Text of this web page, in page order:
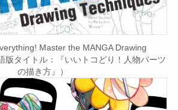
Master the MANGA Drawing
版タイトル：『いいトコどり！人物パーツ
の描き方』）